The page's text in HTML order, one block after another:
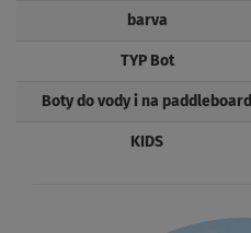
barva
TYP Bot
Boty do vody i na paddleboard
KIDS